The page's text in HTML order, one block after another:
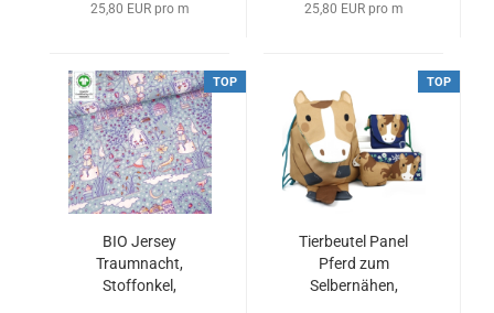
25,80 EUR pro m 25,80 EUR pro m
TOP
BIO Jersey
Traumnacht,
Stoffonkel,
TOP
Tierbeutel Panel
Pferd zum
Selbernähen,